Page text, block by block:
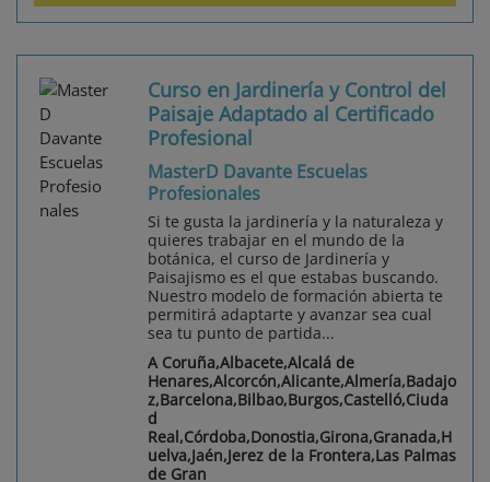
Curso en Jardinería y Control del
Paisaje Adaptado al Certificado
Profesional
MasterD Davante Escuelas
Profesionales
Si te gusta la jardinería y la naturaleza y
quieres trabajar en el mundo de la
botánica, el curso de Jardinería y
Paisajismo es el que estabas buscando.
Nuestro modelo de formación abierta te
permitirá adaptarte y avanzar sea cual
sea tu punto de partida...
A Coruña,Albacete,Alcalá de
Henares,Alcorcón,Alicante,Almería,Badajo
z,Barcelona,Bilbao,Burgos,Castelló,Ciuda
d
Real,Córdoba,Donostia,Girona,Granada,H
uelva,Jaén,Jerez de la Frontera,Las Palmas
de Gran